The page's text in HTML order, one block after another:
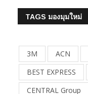
TAGS มองมุมใหม่
3M ACN
BEST EXPRESS
CENTRAL Group